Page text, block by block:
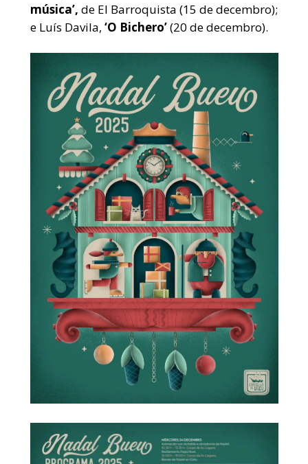
música’, de El Barroquista (15 de decembro);
e Luís Davila, ‘O Bichero’(20 de decembro).